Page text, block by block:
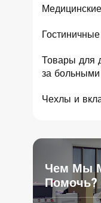
Товары для
за больными
Чехлы и
Чем Мы
Помочь?